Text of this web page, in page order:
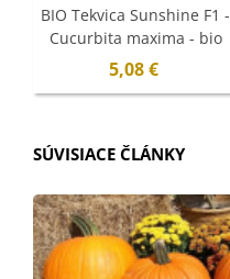
BIO Tekvica Sunshine F1 -
Cucurbita maxima - bio
semená - 6 ks
5,08 €
SÚVISIACE ČLÁNKY